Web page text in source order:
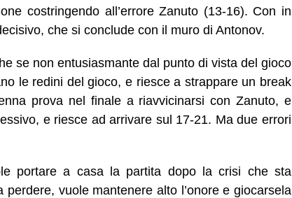
costringendo all’errore Zanuto (13-16). Con in
che si conclude con il muro di Antonov.
se non entusiasmante dal punto di vista del gioco
le redini del gioco, e riesce a strappare un break
prova nel finale a riavvicinarsi con Zanuto, e
e riesce ad arrivare sul 17-21. Ma due errori
portare a casa la partita dopo la crisi che sta
vuole mantenere alto l’onore e giocarsela